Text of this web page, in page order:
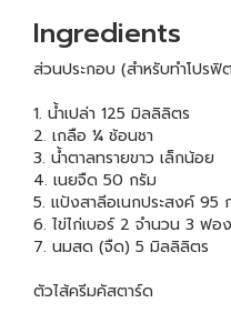
Ingredients
ส่วนประกอบ (สำหรับทำโปร
1. น้ำเปล่า 125 มิลลิลิตร
2. เกลือ ¼ ช้อนชา
3. น้ำตาลทรายขาว เล็กน้อย
4. เนยจืด 50 กรัม
5. แป้งสาลีอเนกประสงค์ 95
6. ไข่ไก่เบอร์ 2 จำนวน 3 ฟอง
7. นมสด (จืด) 5 มิลลิลิตร
ตัวไส้ครีมคัสตาร์ด